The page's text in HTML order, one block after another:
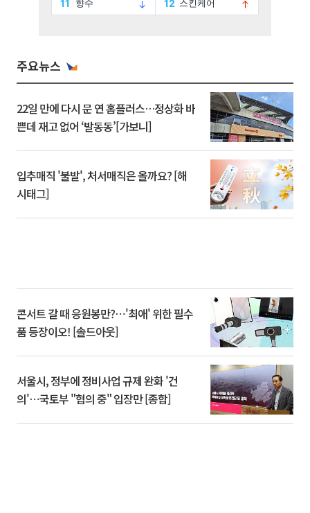
주요뉴스
22일 만에 다시 문 연 홈플러스…정상화 바
쁜데 재고 없어 ‘발동동’[가보니]
입추매직 '불발', 처서매직은 올까요? [해
시태그]
콘서트 갈 때 응원봉만?⋯'최애' 위한 필수
품 등장이오! [솔드아웃]
서울시, 정부에 정비사업 규제 완화 '건
의'⋯국토부 "협의 중" 입장만 [종합]